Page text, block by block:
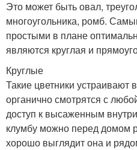
Это может быть овал,
многоугольника, ромб.
простыми в плане
являются круглая и
Круглые
Такие цветники устраивают
органично смотрятся с
доступ к высаженным
клумбу можно перед домом
хорошо выглядит она и